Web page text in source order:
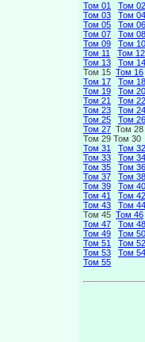
Том 01
Том 02
Том 03
Том 04
Том 05
Том 06
Том 07
Том 08
Том 09
Том 10
Том 11
Том 12
Том 13
Том 14
Том 15 Том 16
Том 17
Том 18
Том 19
Том 20
Том 21
Том 22
Том 23
Том 24
Том 25
Том 26
Том 27 Том 28
Том 29 Том 30
Том 31
Том 32
Том 33
Том 34
Том 35
Том 36
Том 37
Том 38
Том 39
Том 40
Том 41
Том 42
Том 43
Том 44
Том 45 Том 46
Том 47
Том 48
Том 49
Том 50
Том 51
Том 52
Том 53
Том 54
Том 55